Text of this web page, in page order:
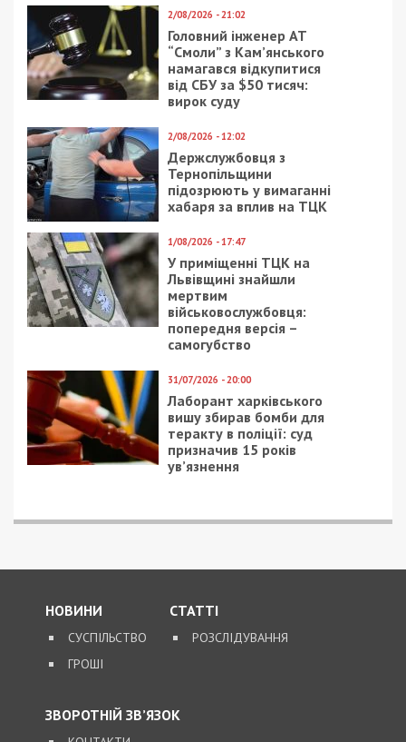
2/08/2026 - 21:02
Головний інженер АТ
“Смоли” з Кам’янського
намагався відкупитися
від СБУ за $50 тисяч:
вирок суду
2/08/2026 - 12:02
Держслужбовця з
Тернопільщини
підозрюють у вимаганні
хабаря за вплив на ТЦК
1/08/2026 - 17:47
У приміщенні ТЦК на
Львівщині знайшли
мертвим
військовослужбовця:
попередня версія –
самогубство
31/07/2026 - 20:00
Лаборант харківського
вишу збирав бомби для
теракту в поліції: суд
призначив 15 років
ув’язнення
НОВИНИ
СУСПІЛЬСТВО
ГРОШІ
СТАТТІ
РОЗСЛІДУВАННЯ
ЗВОРОТНІЙ ЗВ’ЯЗОК